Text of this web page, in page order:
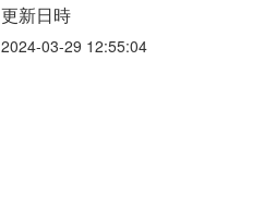
更新日時
2024-03-29 12:55:04